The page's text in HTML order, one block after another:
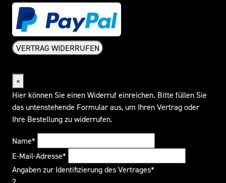
VERTRAG WIDERRUFEN
×
Hier können Sie einen Widerruf einreichen. Bitte füllen Sie
das untenstehende Formular aus, um Ihren Vertrag oder
Ihre Bestellung zu widerrufen.
Name*
E-Mail-Adresse*
Angaben zur Identifizierung des Vertrages*